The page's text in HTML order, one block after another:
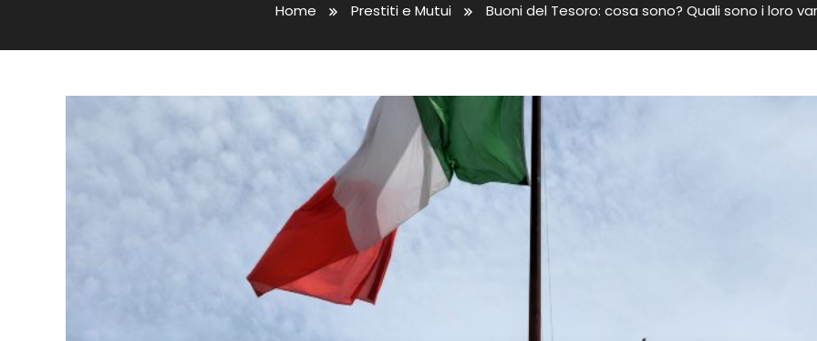
Home Prestiti e Mutui Buoni del Tesoro: cosa sono? Quali sono i loro